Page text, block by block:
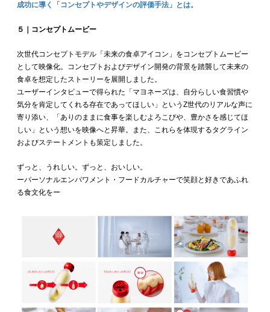
成功に導く「コンセプトやデザインの評価手法」とは。
５｜コンセプトムービー
次世代コンセプトモデル「未来の食卓アイコン」をコンセプトムービー
として映像化。コンセプトおよびデザイン開発の背景を踏襲して未来の
食卓を想定したストーリーを展開しました。
ユーザーインタビューで得られた「マヨネーズは、自分らしい食習慣や
気分を肯定してくれる存在であってほしい」というZ世代のリアルな声に
寄り添い、「ありのままに食事を楽しむよろこびや、豊かさを感じてほ
しい」という想いを映像へと昇華。また、これらを体現するタグライン
およびステートメントも策定しました。
ずっと、うれしい。ずっと、おいしい。
ーパーソナルエンパワメント・フードカルチャーで笑顔と好きであふれ
る食文化をー